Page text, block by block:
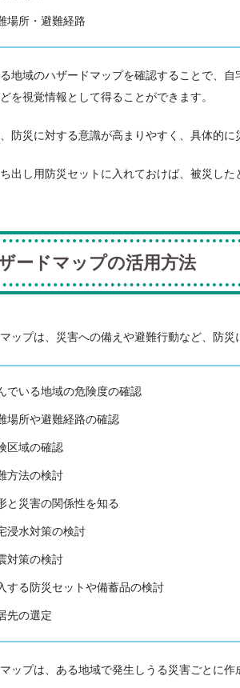
場所・避難経路
地域のハザードマップを確認することで、
を視覚情報として得ることができます。
防災に対する意識が高まりやすく、具体的に
出し用防災セットに入れておけば、被災し
ードマップの活用方法
ップは、災害への備えや避難行動など、防災
でいる地域の危険度の確認
場所や避難経路の確認
区域の確認
方法の検討
と災害の関係性を知る
浸水対策の検討
対策の検討
する防災セットや備蓄品の検討
先の選定
ップは、ある地域で発生しうる災害ごとに